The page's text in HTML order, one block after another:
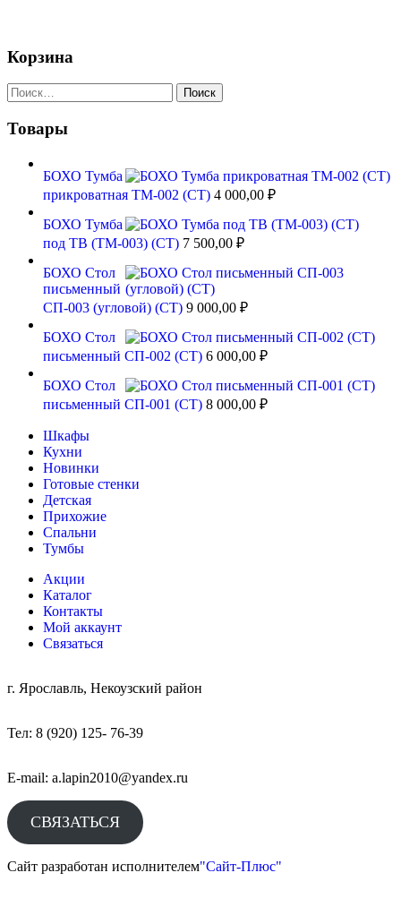
странице
товара.
Корзина
Найти:
Товары
БОХО Тумба
прикроватная ТМ-002 (СТ) 4 000,00 ₽
БОХО Тумба
под ТВ (ТМ-003) (СТ) 7 500,00 ₽
БОХО Стол
письменный
СП-003 (угловой) (СТ) 9 000,00 ₽
БОХО Стол
письменный СП-002 (СТ) 6 000,00 ₽
БОХО Стол
письменный СП-001 (СТ) 8 000,00 ₽
Шкафы
Кухни
Новинки
Готовые стенки
Детская
Прихожие
Спальни
Тумбы
Акции
Каталог
Контакты
Мой аккаунт
Связаться
г. Ярославль, Некоузский район
Тел: 8 (920) 125- 76-39
E-mail: a.lapin2010@yandex.ru
СВЯЗАТЬСЯ
Сайт разработан исполнителем"Сайт-Плюс"